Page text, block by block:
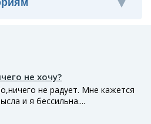
не хочу?
не радует. Мне кажется
и я бессильна....